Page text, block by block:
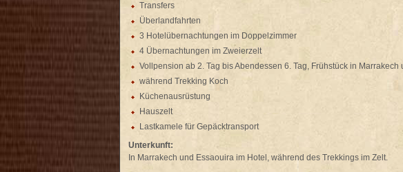
Transfers
Überlandfahrten
3 Hotelübernachtungen im Doppelzimmer
4 Übernachtungen im Zweierzelt
Vollpension ab 2. Tag bis Abendessen 6. Tag, Frühstück in Marrakech
während Trekking Koch
Küchenausrüstung
Hauszelt
Lastkamele für Gepäcktransport
Unterkunft:
In Marrakech und Essaouira im Hotel, während des Trekkings im Zelt.